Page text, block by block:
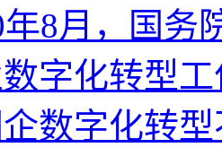
年8月，国务
字化转型
企数字化转